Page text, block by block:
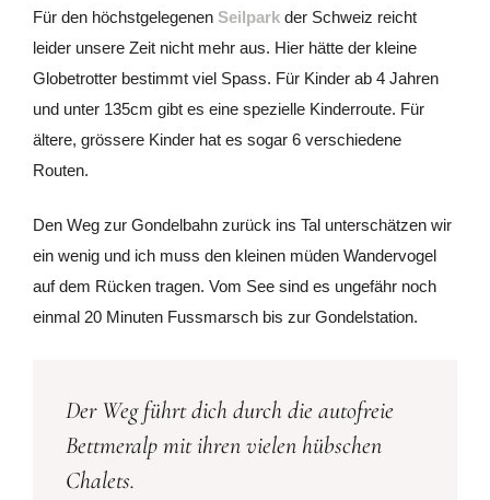
Für den höchstgelegenen Seilpark der Schweiz reicht
leider unsere Zeit nicht mehr aus. Hier hätte der kleine
Globetrotter bestimmt viel Spass. Für Kinder ab 4 Jahren
und unter 135cm gibt es eine spezielle Kinderroute. Für
ältere, grössere Kinder hat es sogar 6 verschiedene
Routen.
Den Weg zur Gondelbahn zurück ins Tal unterschätzen wir
ein wenig und ich muss den kleinen müden Wandervogel
auf dem Rücken tragen. Vom See sind es ungefähr noch
einmal 20 Minuten Fussmarsch bis zur Gondelstation.
Der Weg führt dich durch die autofreie
Bettmeralp mit ihren vielen hübschen
Chalets.